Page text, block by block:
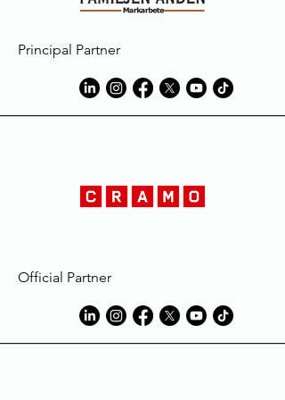
suivant des standards élevés et sont
soumis à des procédures sévères de
contrôle qualité.
Les vêtements peuvent subir une
décoloration au contact de
même de disparaître complètement
durant le lavage du vêtement.
détergent, immédiatement après son
utilisation, dans un volume d'eau égal
au volume du vêtement traité.
Toujours suivre les instructions des
Principal Partner
Official Partner